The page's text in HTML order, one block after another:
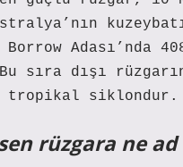
Adası’nda
sıra dışı
tropikal siklondur.
rüzgara ne